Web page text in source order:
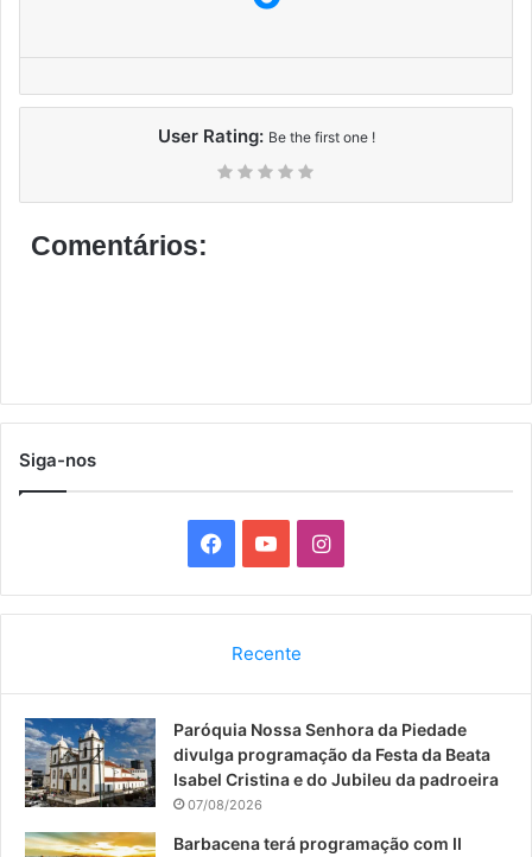
User Rating: Be the first one !
Comentários:
Siga-nos
a
b
o
o
u
b
I
n
a
g
Recente
Paróquia Nossa Senhora da Piedade
divulga programação da Festa da Beata
Isabel Cristina e do Jubileu da padroeira
07/08/2026
Barbacena terá programação com II